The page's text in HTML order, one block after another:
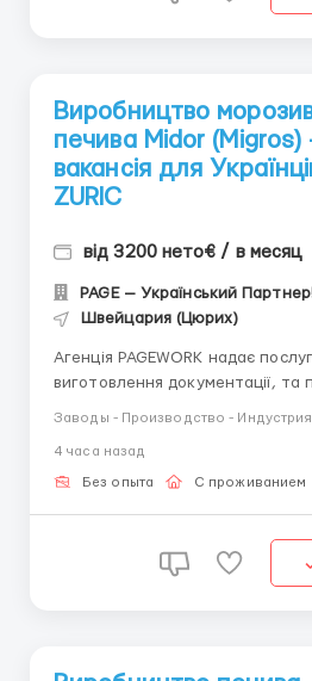
Виробництво
печива Midor (Migros)
вакансія для
ZURIC
від 3200 нето€ / в месяц
PAGE — Український
Швейцария (Цюрих)
Агенція PAGEWORK надає
виготовлення документації, та
підбору вакансії: Головний Рекрутер: Віталій
Шевченко Телефон для консультацій \ для підбору
Заводы - Производство - Индустрия
4 часа назад
Без опыта С проживанием